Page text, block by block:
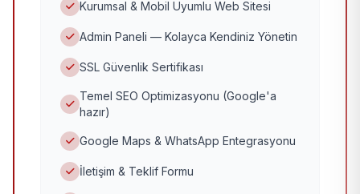
Kurumsal & Mobil Uyumlu Web Sitesi
Admin Paneli — Kolayca Kendiniz Yönetin
SSL Güvenlik Sertifikası
Temel SEO Optimizasyonu (Google'a
hazır)
Google Maps & WhatsApp Entegrasyonu
İletişim & Teklif Formu